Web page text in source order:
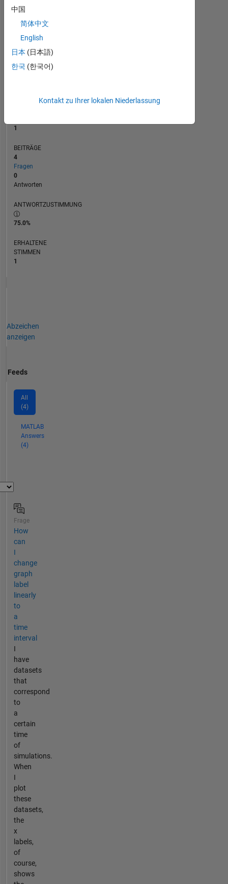
10/20
06/21
02/22
10/22
06/23
10/24
06/25
02/26
07/21
04/22
01/23
10/23
07/24
04/25
01/26
RANG
1
BEITRÄGE
4
Fragen
0
Antworten
ANTWORTZUSTIMMUNG
75.0%
ERHALTENE
STIMMEN
1
Abzeichen
anzeigen
Feeds
All
(4)
MATLAB
Answers
(4)
Frage
How
can
I
change
graph
label
linearly
to
a
time
interval
I
have
datasets
that
correspond
to
a
certain
time
of
simulations.
When
I
plot
these
datasets,
the
x
labels,
of
course,
shows
中国
简体中文
English
日本 (日本語)
한국 (한국어)
Kontakt zu Ihrer lokalen Niederlassung